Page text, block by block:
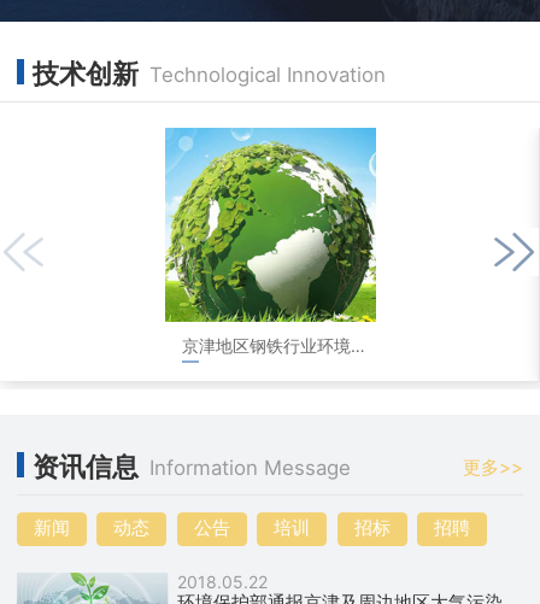
技术创新 Technological Innovation
京津地区钢铁行业环境评测
资讯信息 Information Message 更多>>
新闻 动态 公告 培训 招标 招聘
2018.05.22